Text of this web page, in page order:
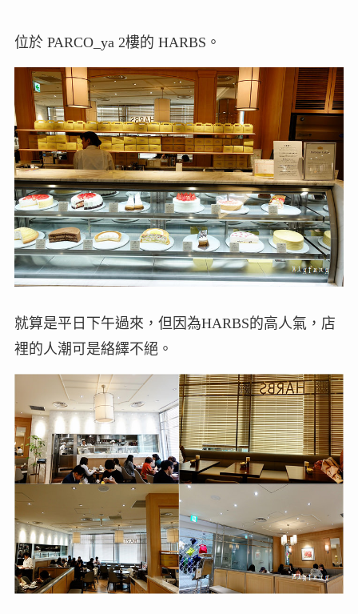
位於 PARCO_ya 2樓的 HARBS。
就算是平日下午過來，但因為HARBS的高人氣，店
裡的人潮可是絡繹不絕。